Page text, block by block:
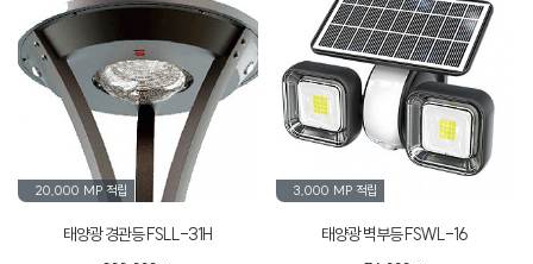
20,000 MP적립
태양광 경관등 FSLL-31H
3,000 MP 적립
태양광 벽부등 FSWL-16